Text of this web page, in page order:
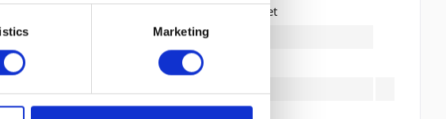
Marketing
- Ethernet, Fast Ethernet, Gigabit Ethernet
120/230 V (50/60 Hz)